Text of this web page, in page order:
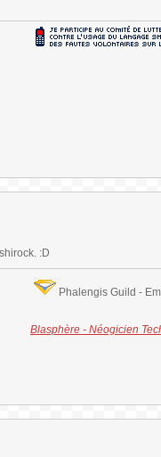
:D
Phalengis Guild -
Blasphère - Néogicien